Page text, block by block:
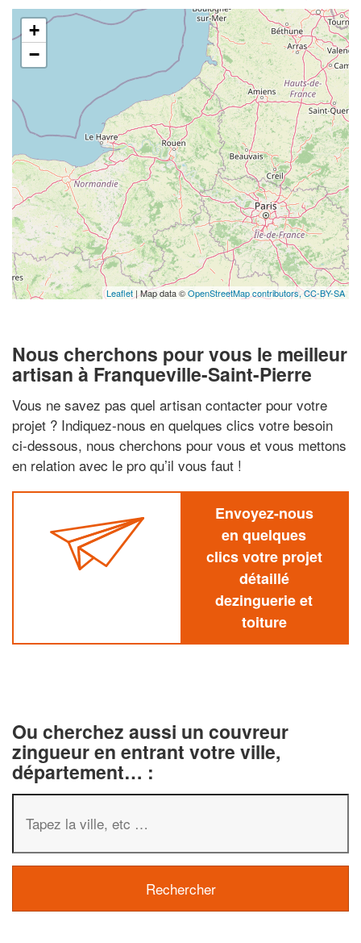
+
−
Leaflet | Map data ©OpenStreetMap contributors,CC-BY-SA
Nous cherchons pour vous le meilleur
artisan à Franqueville-Saint-Pierre
Vous ne savez pas quel artisan contacter pour votre
projet ? Indiquez-nous en quelques clics votre besoin
ci-dessous, nous cherchons pour vous et vous mettons
en relation avec le pro qu’il vous faut !
Envoyez-nous
en quelques
clics votre projet
détaillé
dezinguerie et
toiture
Ou cherchez aussi un couvreur
zingueur en entrant votre ville,
département… :